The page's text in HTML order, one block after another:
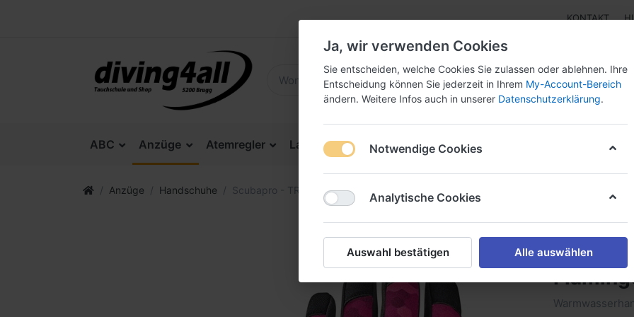
KONTAKT
ABC Anzüge Atemregler Lampen Instrumente Schnäppchenecke
Anzüge Handschuhe Scubapro - TROPIC Gloves 1.5 Flamingo
Ja, wir verwenden Cookies
Sie entscheiden, welche Cookies Sie zulassen oder ablehnen. Ihre
Entscheidung können Sie jederzeit in Ihrem My-Account-Bereich
ändern. Weitere Infos auch in unserer Datenschutzerklärung.
Notwendige Cookies
Analytische Cookies
Auswahl bestätigen Alle auswählen